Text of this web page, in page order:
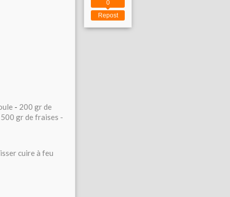
- 200 gr de
500 gr de fraises -
cuire à feu
Repost
0